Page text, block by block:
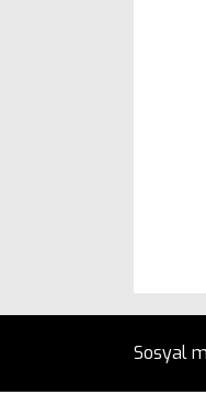
Sosyal